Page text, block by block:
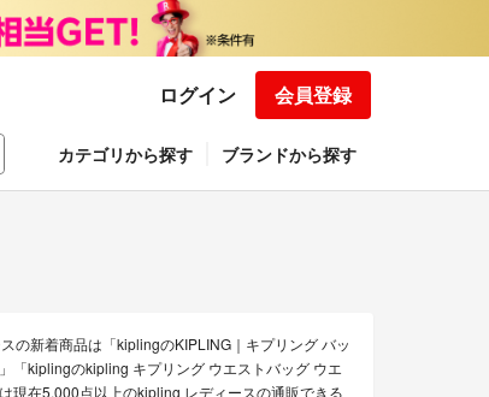
ログイン 会員登録
カテゴリから探す ブランドから探す
の新着商品は「kiplingのKIPLING｜キプリング バッ
「kiplingのkipling キプリング ウエストバッグ ウエ
現在5,000点以上のkipling レディースの通販できる